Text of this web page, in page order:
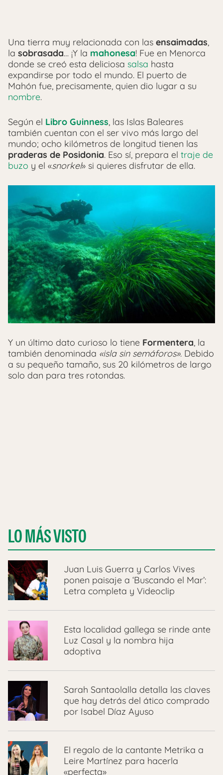
Una tierra muy relacionada con las ensaimadas,
la sobrasada… ¡Y la mahonesa! Fue en Menorca
donde se creó esta deliciosa salsa hasta
expandirse por todo el mundo. El puerto de
Mahón fue, precisamente, quien dio lugar a su
nombre.
Según el Libro Guinness, las Islas Baleares
también cuentan con el ser vivo más largo del
mundo; ocho kilómetros de longitud tienen las
praderas de Posidonia. Eso sí, prepara el traje de
buzo y el «snorkel» si quieres disfrutar de ella.
Y un último dato curioso lo tiene Formentera, la
también denominada «isla sin semáforos». Debido
a su pequeño tamaño, sus 20 kilómetros de largo
solo dan para tres rotondas.
LO MÁS VISTO
Juan Luis Guerra y Carlos Vives
ponen paisaje a ‘Buscando el Mar’:
Letra completa y Videoclip
Esta localidad gallega se rinde ante
Luz Casal y la nombra hija
adoptiva
Sarah Santaolalla detalla las claves
que hay detrás del ático comprado
por Isabel Díaz Ayuso
El regalo de la cantante Metrika a
Leire Martínez para hacerla
«perfecta»